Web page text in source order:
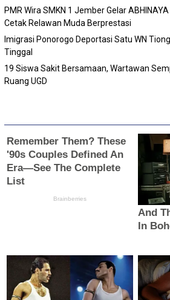
PMR Wira SMKN 1 Jember Gelar
Cetak Relawan Muda Berprestasi
Imigrasi Ponorogo Deportasi Satu WN
Tinggal
19 Siswa Sakit Bersamaan, Wartawan
Ruang UGD